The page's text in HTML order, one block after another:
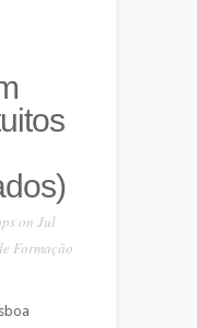
on Jul
Formação